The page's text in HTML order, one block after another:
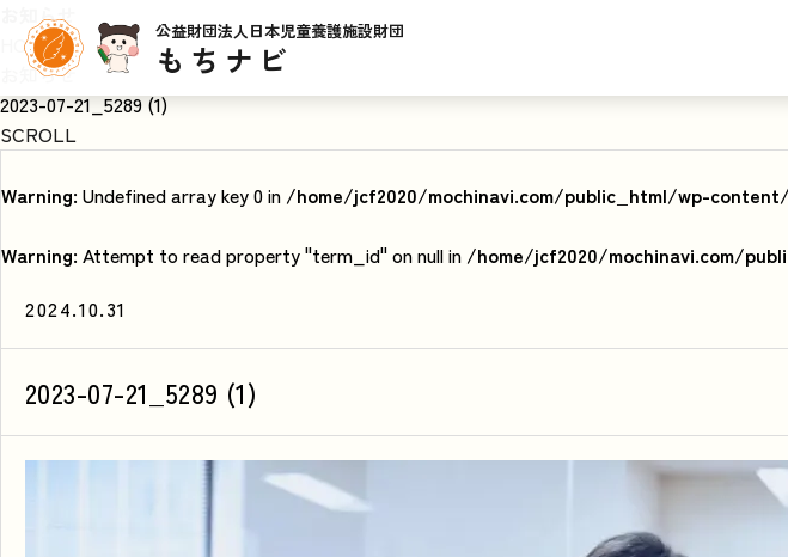
公益財団法人日本児童養護施設財団
もちナビ
お知らせ
HOME
お知らせ
2023-07-21_5289 (1)
SCROLL
Warning: Undefined array key 0 in /home/jcf2020/mochinavi.com/public_html/wp-
Warning: Attempt to read property "term_id" on null in /home/jcf2020/mochinavi.com/
2024.10.31
2023-07-21_5289 (1)